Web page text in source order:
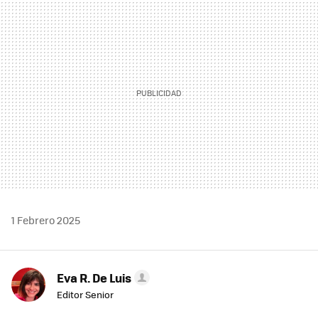
MAIL
1 Febrero 2025
Eva R. De Luis
Editor Senior